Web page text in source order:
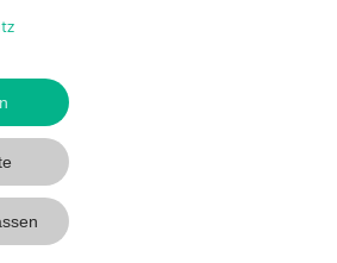
Gyso
auf
Linkedin
folgen